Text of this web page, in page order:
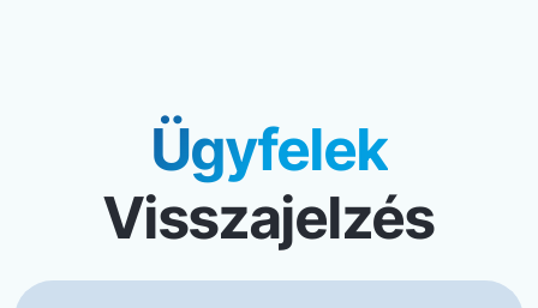
Ügyfelek
Visszajelzés